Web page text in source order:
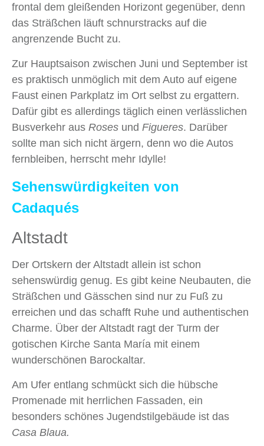
frontal dem gleißenden Horizont gegenüber, denn
das Sträßchen läuft schnurstracks auf die
angrenzende Bucht zu.
Zur Hauptsaison zwischen Juni und September ist
es praktisch unmöglich mit dem Auto auf eigene
Faust einen Parkplatz im Ort selbst zu ergattern.
Dafür gibt es allerdings täglich einen verlässlichen
Busverkehr aus Roses und Figueres. Darüber
sollte man sich nicht ärgern, denn wo die Autos
fernbleiben, herrscht mehr Idylle!
Sehenswürdigkeiten von
Cadaqués
Altstadt
Der Ortskern der Altstadt allein ist schon
sehenswürdig genug. Es gibt keine Neubauten, die
Sträßchen und Gässchen sind nur zu Fuß zu
erreichen und das schafft Ruhe und authentischen
Charme. Über der Altstadt ragt der Turm der
gotischen Kirche Santa María mit einem
wunderschönen Barockaltar.
Am Ufer entlang schmückt sich die hübsche
Promenade mit herrlichen Fassaden, ein
besonders schönes Jugendstilgebäude ist das
Casa Blaua.